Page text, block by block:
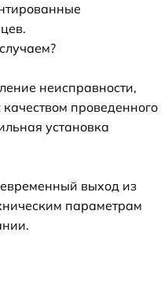
неисправности,
проведенного
установка
выход из
параметрам